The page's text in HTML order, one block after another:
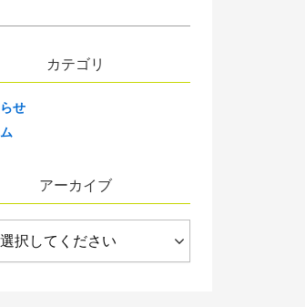
カテゴリ
せ
アーカイブ